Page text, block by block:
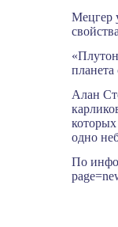
Мецгер
Алан
одно
По